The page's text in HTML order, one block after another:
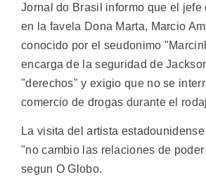
Jornal do Brasil informo que el jefe
en la favela Dona Marta, Marcio
conocido por el seudonimo
encarga de la seguridad de
"derechos" y exigio que no se
comercio de drogas durante el
La visita del artista
"no cambio las relaciones de
segun O Globo.